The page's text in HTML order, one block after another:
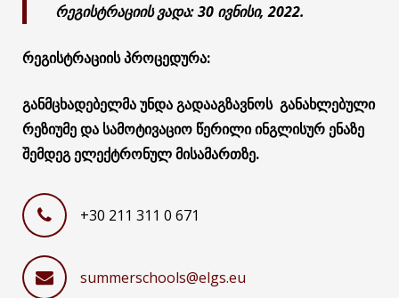
რეგისტრაციისვადა: 30 ივნისი, 2022.
რეგისტრაციისპროცედურა:
განმცხადებელმაუნდაგადააგზავნოს განახლებული
რეზიუმედა სამოტივაციო წერილიინგლისურენაზე
შემდეგელექტრონულმისამართზე.
+30 211 311 0 671
summerschools@elgs.eu